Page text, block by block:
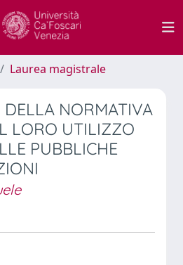
Laurea magistrale
DELLA NORMATIVA
LORO UTILIZZO
PUBBLICHE